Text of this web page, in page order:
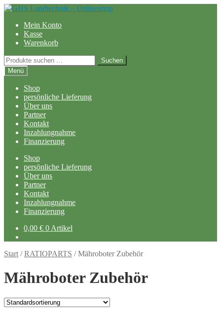
Zur
springen
Zum
springenMein Konto
Kasse
Warenkorb
Suchen
nach:
Suchen
Menü
Shop
persönliche Lieferung
Über uns
Partner
Kontakt
Inzahlungnahme
Finanzierung
Shop
persönliche Lieferung
Über uns
Partner
Kontakt
Inzahlungnahme
Finanzierung
0,00 € 0 Artikel
Start /RATIOPARTS /Mähroboter Zubehör
Mähroboter Zubehör